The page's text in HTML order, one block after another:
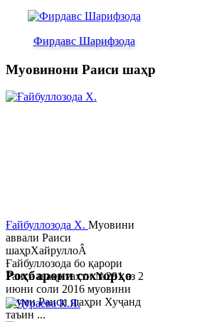
Фирдавс Шарифзода
Муовинони Раиси шаҳр
Ғайбуллозода Х. Муовини
аввали Раиси
шаҳрХайруллоÂ
Ғайбуллозода бо қарори
Раиси шаҳр таҳти №281 аз 2
июни соли 2016 муовини
якуми Раиси шаҳри Хуҷанд
таъин ...
Роҳбарони сохторҳо